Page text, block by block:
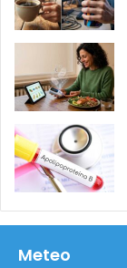
Meteo